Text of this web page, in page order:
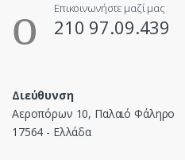
Επικοινωνήστε μαζί μας
210 97.09.439
Διεύθυνση
Αεροπόρων 10, Παλαιό Φάληρο
17564 - Ελλάδα